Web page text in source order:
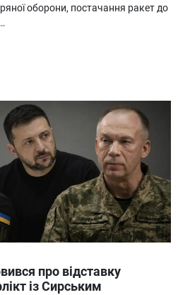
оборони, постачання ракет до
про відставку
із Сирським